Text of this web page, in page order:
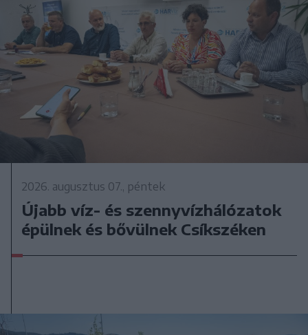
2026. augusztus 07., péntek
Újabb víz- és szennyvízhálózatok
épülnek és bővülnek Csíkszéken